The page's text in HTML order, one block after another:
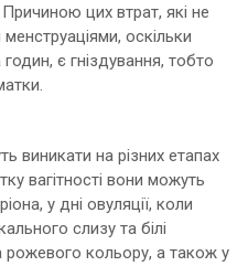
Причиною цих втрат, які не
оскільки
годин, є гніздування, тобто
виникати на різних етапах
вагітності вони можуть
у дні овуляції, коли
слизу та білі
рожевого кольору, а також у